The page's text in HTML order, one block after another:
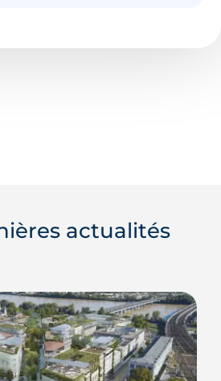
actualités